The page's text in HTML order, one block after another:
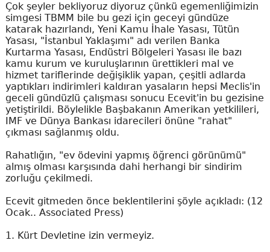
Çok şeyler bekliyoruz diyoruz çünkü egemenliğimizin
simgesi TBMM bile bu gezi için geceyi gündüze
katarak hazırlandı, Yeni Kamu İhale Yasası, Tütün
Yasası, "İstanbul Yaklaşımı" adı verilen Banka
Kurtarma Yasası, Endüstri Bölgeleri Yasası ile bazı
kamu kurum ve kuruluşlarının ürettikleri mal ve
hizmet tariflerinde değişiklik yapan, çeşitli adlarda
yaptıkları indirimleri kaldıran yasaların hepsi Meclis'in
geceli gündüzlü çalışması sonucu Ecevit'in bu gezisine
yetiştirildi. Böylelikle Başbakanın Amerikan yetkilileri,
IMF ve Dünya Bankası idarecileri önüne "rahat"
çıkması sağlanmış oldu.
Rahatlığın, "ev ödevini yapmış öğrenci görünümü"
almış olması karşısında dahi herhangi bir sindirim
zorluğu çekilmedi.
Ecevit gitmeden önce beklentilerini şöyle açıkladı: (12
Ocak.. Associated Press)
1. Kürt Devletine izin vermeyiz.